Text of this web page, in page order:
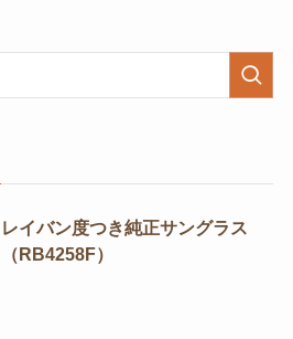
レイバン度つき純正サングラス
（RB4258F）